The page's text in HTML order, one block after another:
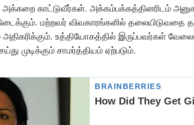
அக்கறை காட்டுவீர்கள். அக்கம்பக்கத்தினரிடம்
. மற்றவர் விவகாரங்களில் தலையிடுவதை
அதிகரிக்கும். உத்தியோகத்தில் இருப்பவர்கள்
முடிக்கும் சாமர்த்தியம் ஏற்படும்.